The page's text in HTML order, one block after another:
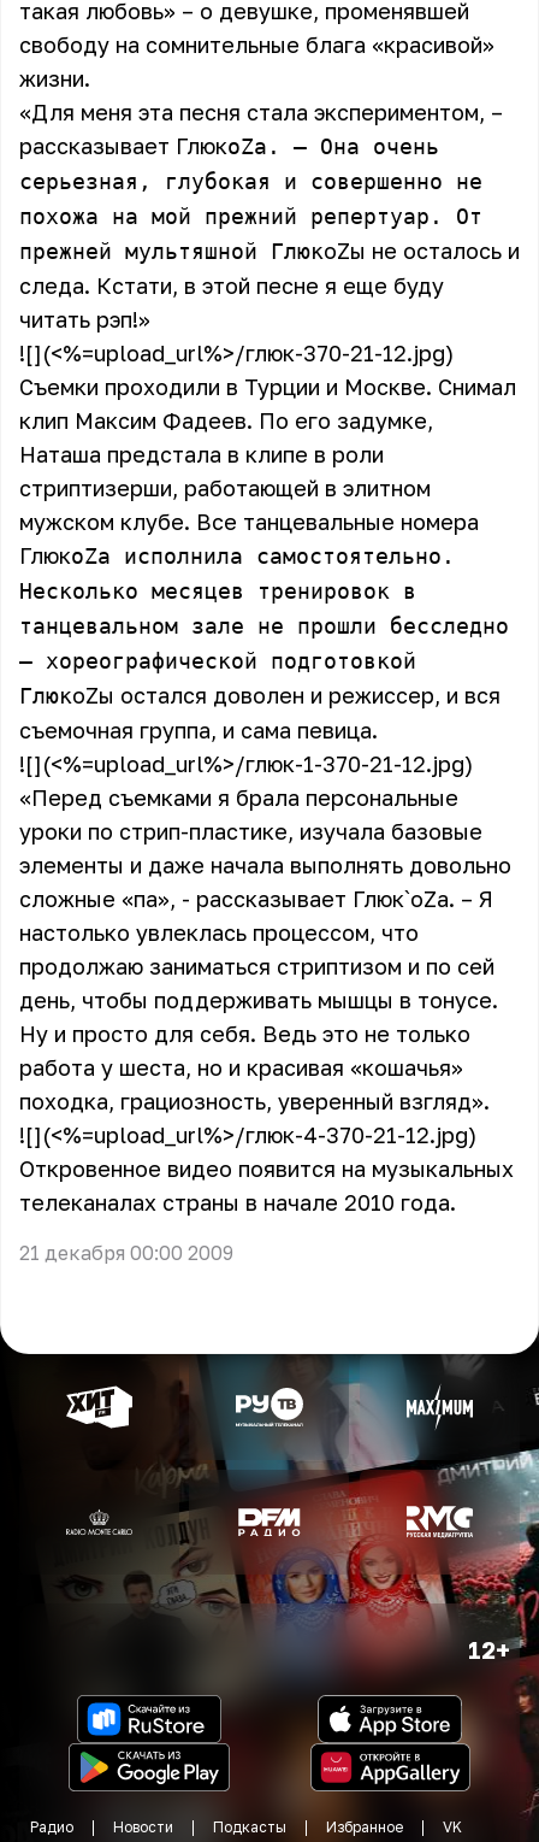
такая любовь» – о девушке, променявшей
свободу на сомнительные блага «красивой»
жизни.
«Для меня эта песня стала экспериментом, –
рассказывает ГлюкoZa. – Она очень
серьезная, глубокая и совершенно не
похожа на мой прежний репертуар. От
прежней мультяшной ГлюкoZы не осталось и
следа. Кстати, в этой песне я еще буду
читать рэп!»
![](<%=upload_url%>/глюк-370-21-12.jpg)
Съемки проходили в Турции и Москве. Снимал
клип Максим Фадеев. По его задумке,
Наташа предстала в клипе в роли
стриптизерши, работающей в элитном
мужском клубе. Все танцевальные номера
ГлюкoZa исполнила самостоятельно.
Несколько месяцев тренировок в
танцевальном зале не прошли бесследно
– хореографической подготовкой
ГлюкoZы остался доволен и режиссер, и вся
съемочная группа, и сама певица.
![](<%=upload_url%>/глюк-1-370-21-12.jpg)
«Перед съемками я брала персональные
уроки по стрип-пластике, изучала базовые
элементы и даже начала выполнять довольно
сложные «па», - рассказывает Глюк`oZa. – Я
настолько увлеклась процессом, что
продолжаю заниматься стриптизом и по сей
день, чтобы поддерживать мышцы в тонусе.
Ну и просто для себя. Ведь это не только
работа у шеста, но и красивая «кошачья»
походка, грациозность, уверенный взгляд».
![](<%=upload_url%>/глюк-4-370-21-12.jpg)
Откровенное видео появится на музыкальных
телеканалах страны в начале 2010 года.
21 декабря 00:00 2009
12+
Радио Новости Подкасты Избранное VK